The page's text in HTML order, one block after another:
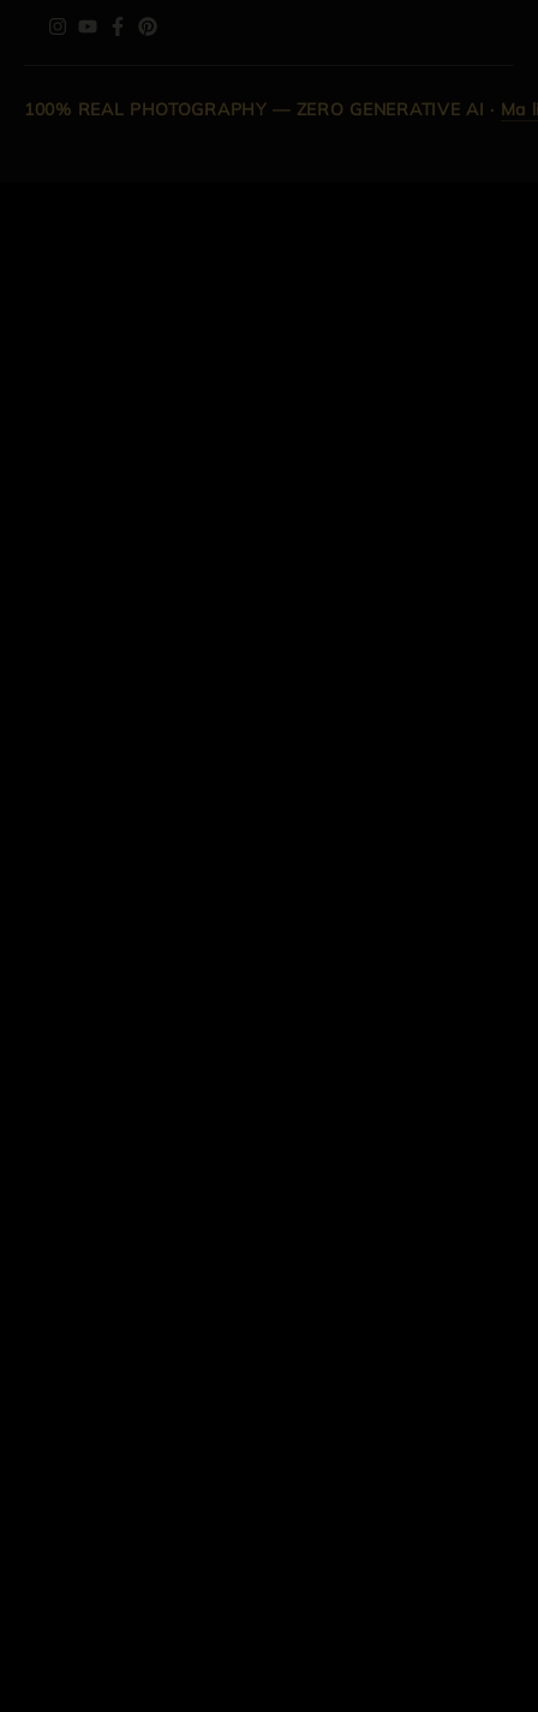
100% REAL PHOTOGRAPHY — ZERO GENERATIVE AI · Ma